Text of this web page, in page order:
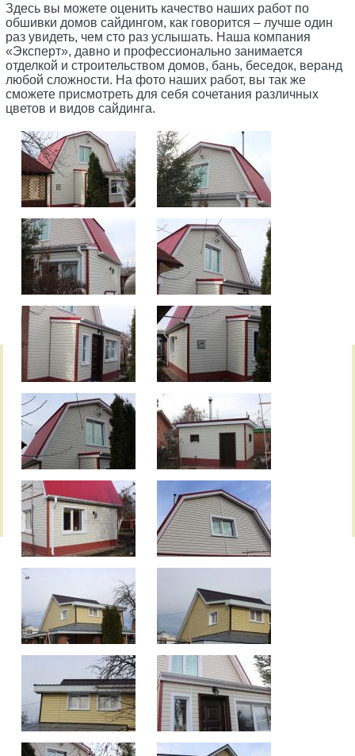
Здесь вы можете оценить качество наших работ по
обшивки домов сайдингом, как говорится – лучше один
раз увидеть, чем сто раз услышать. Наша компания
«Эксперт», давно и профессионально занимается
отделкой и строительством домов, бань, беседок, веранд
любой сложности. На фото наших работ, вы так же
сможете присмотреть для себя сочетания различных
цветов и видов сайдинга.